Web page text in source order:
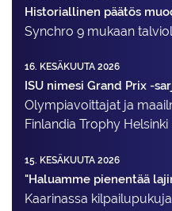
Historiallinen päätös
Synchro 9 mukaan
16. KESÄKUUTA 2026
ISU nimesi Grand Prix -
Olympiavoittajat ja
Finlandia Trophy
15. KESÄKUUTA 2026
"Haluamme pienentää
Kaarinassa